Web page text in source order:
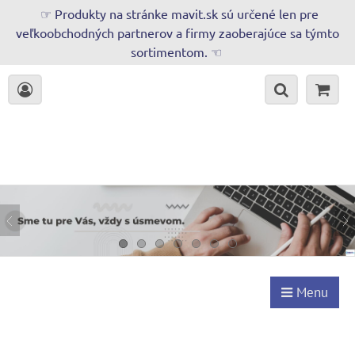
☞ Produkty na stránke mavit.sk sú určené len pre
veľkoobchodných partnerov a firmy zaoberajúce sa týmto
sortimentom. ☜
Menu